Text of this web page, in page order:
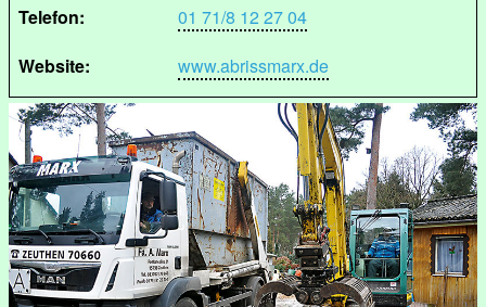
Telefon:
01 71/8 12 27 04
Website:
www.abrissmarx.de